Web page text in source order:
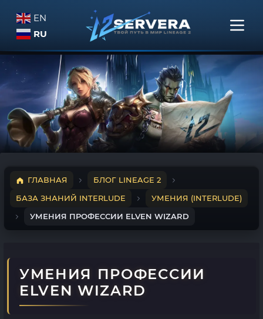
EN
RU
ГЛАВНАЯ
БЛОГ LINEAGE 2
БАЗА ЗНАНИЙ INTERLUDE
УМЕНИЯ (INTERLUDE)
УМЕНИЯ ПРОФЕССИИ ELVEN WIZARD
УМЕНИЯ ПРОФЕССИИ
ELVEN WIZARD